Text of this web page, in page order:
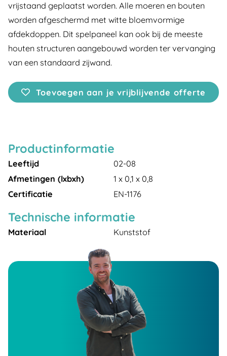
vrijstaand geplaatst worden. Alle moeren en bouten
worden afgeschermd met witte bloemvormige
afdekdoppen. Dit spelpaneel kan ook bij de meeste
houten structuren aangebouwd worden ter vervanging
van een standaard zijwand.
Toevoegen aan je vrijblijvende offerte
Productinformatie
Leeftijd
02-08
Afmetingen (lxbxh)
1 x 0,1 x 0,8
Certificatie
EN-1176
Technische informatie
Materiaal Kunststof